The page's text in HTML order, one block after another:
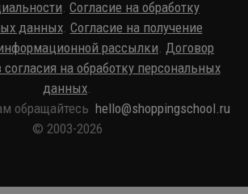
Согласие на обработку
данных. Согласие на получение
рассылки Договор
на обработку персональных
данных
обращайтесь hello@shoppingschool.ru
© 2003-2026